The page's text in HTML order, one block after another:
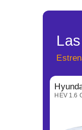
HEV 1.6